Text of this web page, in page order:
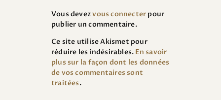
Vous devezvous connecter pour
publier un commentaire.
Ce site utilise Akismet pour
réduire les indésirables. En savoir
plus sur la façon dont les données
de vos commentaires sont
traitées.